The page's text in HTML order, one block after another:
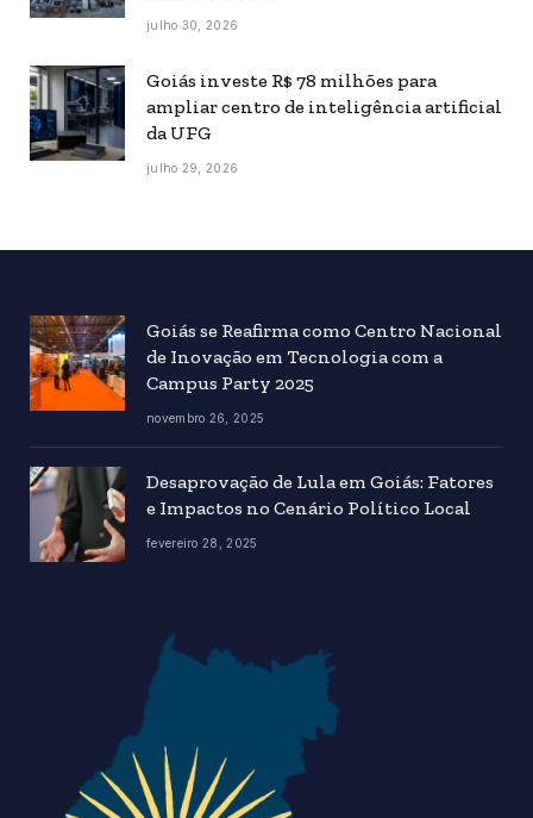
julho 30, 2026
Goiás investe R$ 78 milhões para
ampliar centro de inteligência artificial
da UFG
julho 29, 2026
Goiás se Reafirma como Centro Nacional
de Inovação em Tecnologia com a
Campus Party 2025
novembro 26, 2025
Desaprovação de Lula em Goiás: Fatores
e Impactos no Cenário Político Local
fevereiro 28, 2025